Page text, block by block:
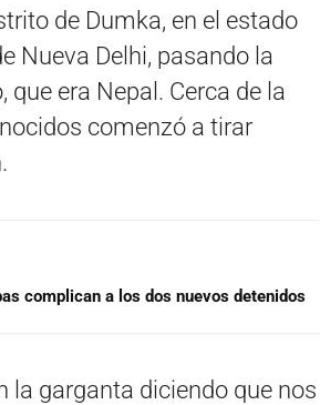
de Dumka, en el estado
Nueva Delhi, pasando la
era Nepal. Cerca de la
comenzó a tirar
complican a los dos nuevos detenidos
la garganta diciendo que nos